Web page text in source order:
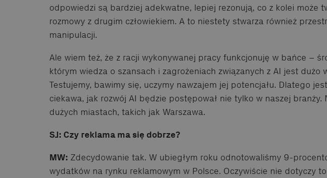
odpowiedzi są bardziej adekwatne, lepiej rezonują, co z kolei może
rozmowy z drugim człowiekiem. A to niestety stwarza również
manipulacji.
Ale wiem też, że z racji wykonywanej pracy funkcjonuję w bańce –
którym wiedza o szansach i zagrożeniach związanych z AI jest dużo
Testujemy, bawimy się, uczymy nawzajem jej potencjału. Dlatego
ciekawa, jak rozwój AI będzie postępował nie tylko w naszej branży.
dużych miastach, takich jak Warszawa.
SJ: Czy reklama ma się dobrze?
MW: Zdecydowanie tak. W ubiegłym roku odnotowaliśmy 9-
wydatków na rynku reklamowym w Polsce. Oczywiście nie dotyczy